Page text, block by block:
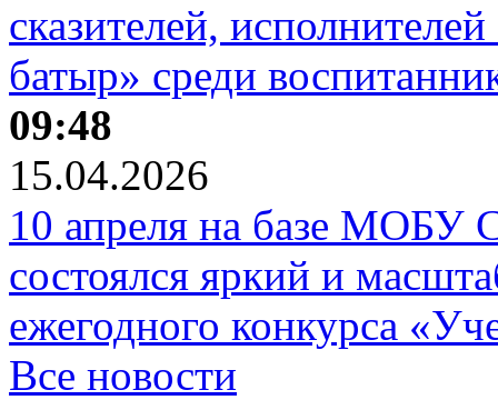
сказителей,
батыр» среди
09:48
15.04.2026
10 апреля на базе МОБУ
состоялся яркий и
ежегодного конкурса
Все новости